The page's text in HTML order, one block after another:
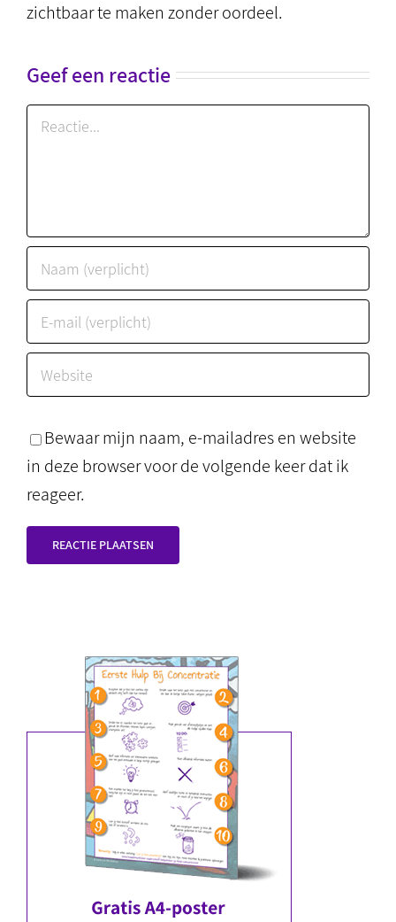
zichtbaar te maken zonder oordeel.
Geef een reactie
Reactie
Bewaar mijn naam, e-mailadres en website
in deze browser voor de volgende keer dat ik
reageer.